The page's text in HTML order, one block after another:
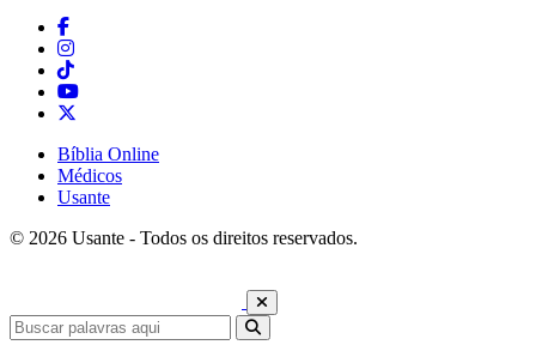
Bíblia Online
Médicos
Usante
© 2026 Usante - Todos os direitos reservados.